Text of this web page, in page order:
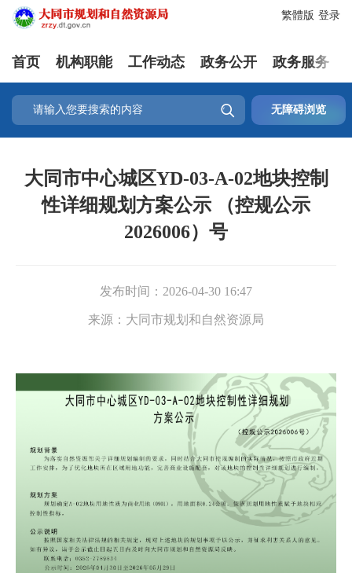
登录
繁體版
首页 机构职能 工作动态 政务公开 政务服务
 无障碍浏览
大同市中心城区YD-03-A-02地块控制
性详细规划方案公示 （控规公示
2026006）号
发布时间： 2026-04-30 16:47
来源： 大同市规划和自然资源局